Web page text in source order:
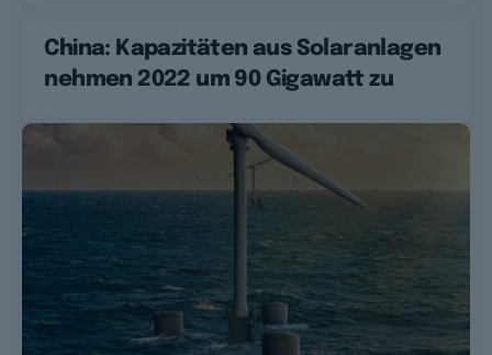
China: Kapazitäten aus Solaranlagen
nehmen 2022 um 90 Gigawatt zu